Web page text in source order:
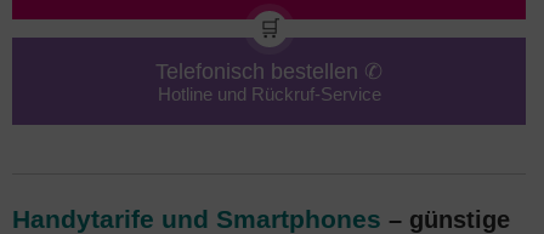
🛒
Telefonisch bestellen ✆
Hotline und Rückruf-Service
Handytarife und Smartphones – günstige